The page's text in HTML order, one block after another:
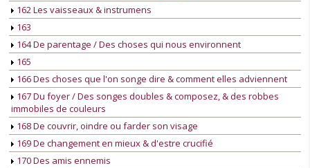
162 Les vaisseaux & instrumens
163
164 De parentage / Des choses qui nous environnent
165
166 Des choses que l'on songe dire & comment elles adviennent
167 Du foyer / Des songes doubles & composez, & des robbes
immobiles de couleurs
168 De couvrir, oindre ou farder son visage
169 De changement en mieux & d'estre crucifié
170 Des amis ennemis